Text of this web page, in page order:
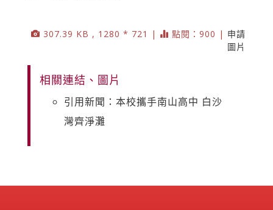
307.39 KB , 1280 * 721 | 點閱：900 | 申請
圖片
相關連結、圖片
引用新聞：本校攜手南山高中 白沙
灣齊淨灘